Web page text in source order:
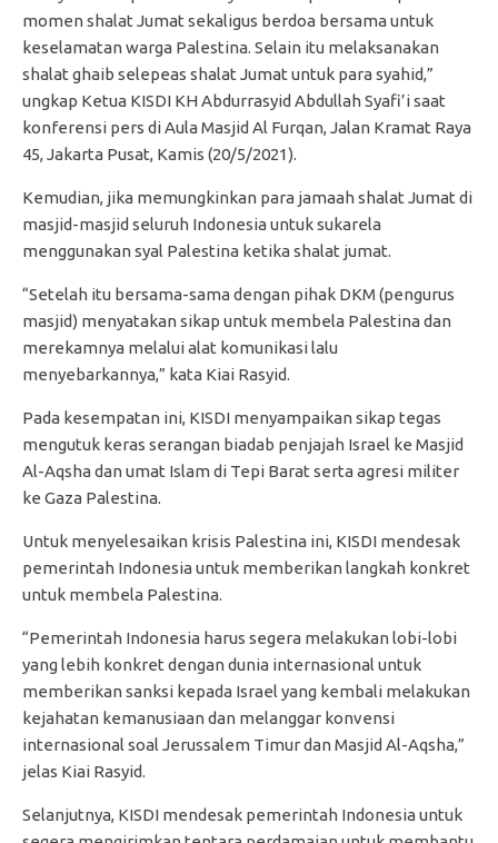
momen shalat Jumat sekaligus berdoa bersama untuk
keselamatan warga Palestina. Selain itu melaksanakan
shalat ghaib selepeas shalat Jumat untuk para syahid,”
ungkap Ketua KISDI KH Abdurrasyid Abdullah Syafi’i saat
konferensi pers di Aula Masjid Al Furqan, Jalan Kramat Raya
45, Jakarta Pusat, Kamis (20/5/2021).
Kemudian, jika memungkinkan para jamaah shalat Jumat di
masjid-masjid seluruh Indonesia untuk sukarela
menggunakan syal Palestina ketika shalat jumat.
“Setelah itu bersama-sama dengan pihak DKM (pengurus
masjid) menyatakan sikap untuk membela Palestina dan
merekamnya melalui alat komunikasi lalu
menyebarkannya,” kata Kiai Rasyid.
Pada kesempatan ini, KISDI menyampaikan sikap tegas
mengutuk keras serangan biadab penjajah Israel ke Masjid
Al-Aqsha dan umat Islam di Tepi Barat serta agresi militer
ke Gaza Palestina.
Untuk menyelesaikan krisis Palestina ini, KISDI mendesak
pemerintah Indonesia untuk memberikan langkah konkret
untuk membela Palestina.
“Pemerintah Indonesia harus segera melakukan lobi-lobi
yang lebih konkret dengan dunia internasional untuk
memberikan sanksi kepada Israel yang kembali melakukan
kejahatan kemanusiaan dan melanggar konvensi
internasional soal Jerussalem Timur dan Masjid Al-Aqsha,”
jelas Kiai Rasyid.
Selanjutnya, KISDI mendesak pemerintah Indonesia untuk